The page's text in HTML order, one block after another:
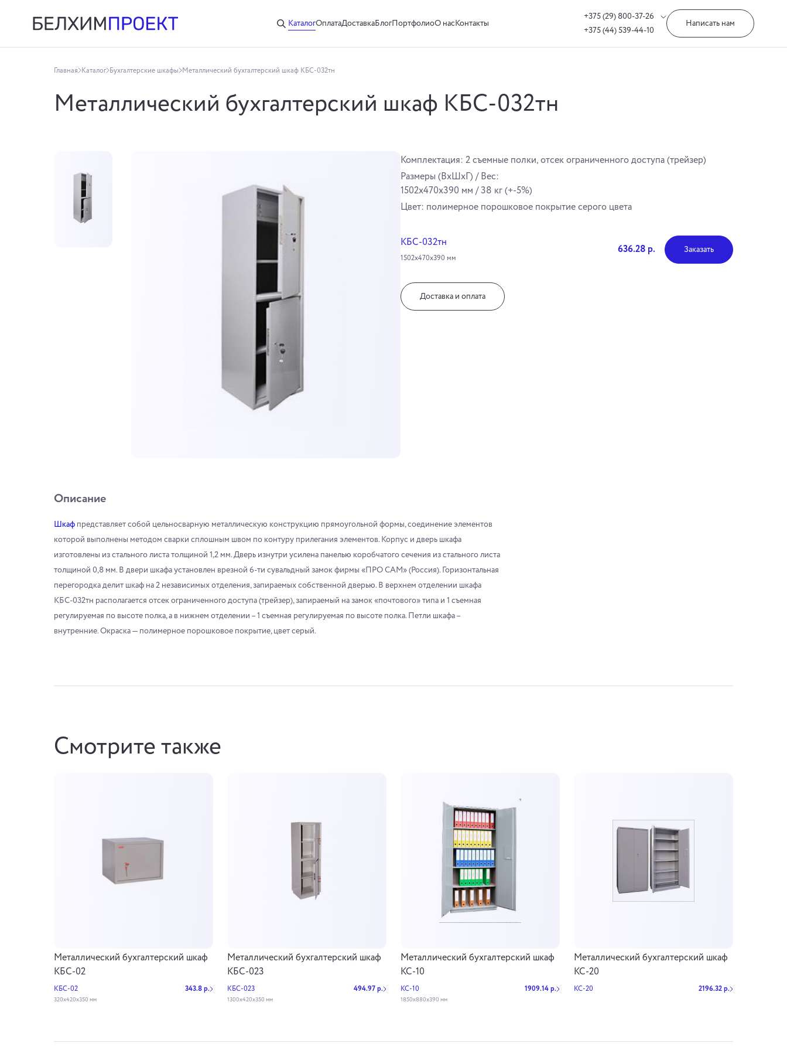
КаталогОплатаДоставкаБлогПортфолиоО насКонтакты
+375 (29) 800-37-26
+375 (44) 539-44-10
Написать нам
Главная Каталог Бухгалтерские шкафы Металлический бухгалтерский шкаф КБС-032тн
Металлический бухгалтерский шкаф КБС-032тн
Комплектация: 2 съемные полки, отсек ограниченного доступа (трейзер)
Размеры (ВхШхГ) / Вес:
1502х470х390 мм / 38 кг (+-5%)
Цвет: полимерное порошковое покрытие серого цвета
КБС-032тн
1502х470х390 мм
636.28 р. Заказать
Доставка и оплата
Описание
Шкаф представляет собой цельносварную металлическую конструкцию прямоугольной формы, соединение элементов
которой выполнены методом сварки сплошным швом по контуру прилегания элементов. Корпус и дверь шкафа
изготовлены из стального листа толщиной 1,2 мм. Дверь изнутри усилена панелью коробчатого сечения из стального листа
толщиной 0,8 мм. В двери шкафа установлен врезной 6-ти сувальдный замок фирмы «ПРО САМ» (Россия). Горизонтальная
перегородка делит шкаф на 2 независимых отделения, запираемых собственной дверью. В верхнем отделении шкафа
КБС-032тн располагается отсек ограниченного доступа (трейзер), запираемый на замок «почтового» типа и 1 съемная
регулируемая по высоте полка, а в нижнем отделении – 1 съемная регулируемая по высоте полка. Петли шкафа –
внутренние. Окраска — полимерное порошковое покрытие, цвет серый.
Смотрите также
Металлический бухгалтерский шкаф
КБС-02
КБС-02 343.8 р.
320х420х350 мм
Металлический бухгалтерский шкаф
КБС-023
КБС-023 494.97 р.
1300х420х350 мм
Металлический бухгалтерский шкаф
КС-10
КС-10 1909.14 р.
1850х880х390 мм
Металлический бухгалтерский шкаф
КС-20
КС-20 2196.32 р.